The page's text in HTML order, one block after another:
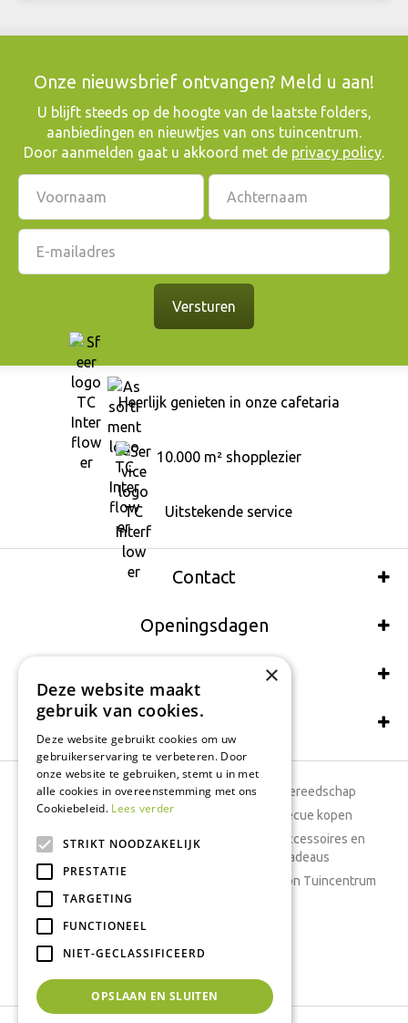
Onze nieuwsbrief ontvangen? Meld u aan!
​U blijft steeds op de hoogte van de laatste folders,
aanbiedingen en nieuwtjes van ons tuincentrum.
Door aanmelden gaat u akkoord met de privacy policy.
Heerlijk genieten in onze cafetaria
10.000 m² shopplezier
Uitstekende service
Contact
Openingsdagen
Wij accepteren ook:
Schrijf een recensie
Tuincentrum
Dierenwinkel
Tuinplanten
Tuingereedschap
Barbecue kopen
Woonaccessoires en
cadeaus
Cadeaubon Tuincentrum
Kamerplanten
Moestuin
Boeketten
Vijver
×
Deze website maakt
gebruik van cookies.
Deze website gebruikt cookies om uw
gebruikerservaring te verbeteren. Door
onze website te gebruiken, stemt u in met
alle cookies in overeenstemming met ons
Cookiebeleid. Lees verder
STRIKT NOODZAKELIJK
PRESTATIE
TARGETING
FUNCTIONEEL
NIET-GECLASSIFICEERD
OPSLAAN EN SLUITEN